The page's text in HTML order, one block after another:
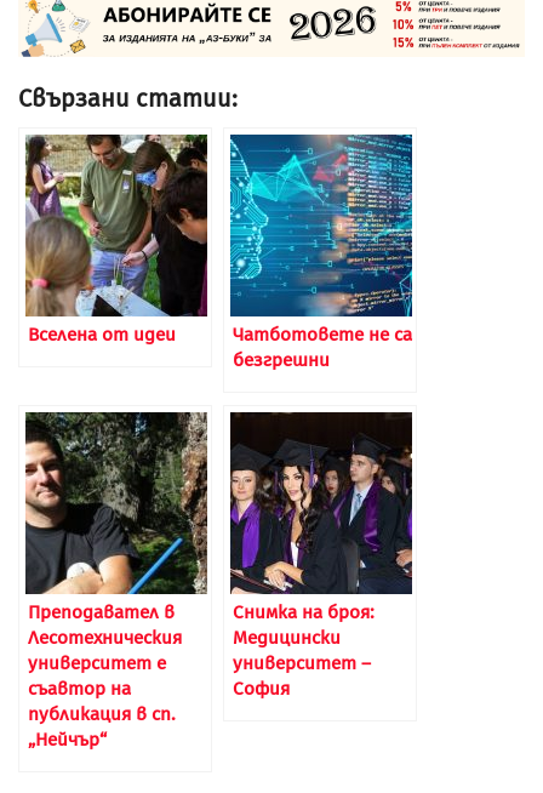
Свързани статии:
Вселена от идеи
Чатботовете не са
безгрешни
Преподавател в
Лесотехническия
университет е
съавтор на
публикация в сп.
„Нейчър“
Снимка на броя:
Медицински
университет –
София